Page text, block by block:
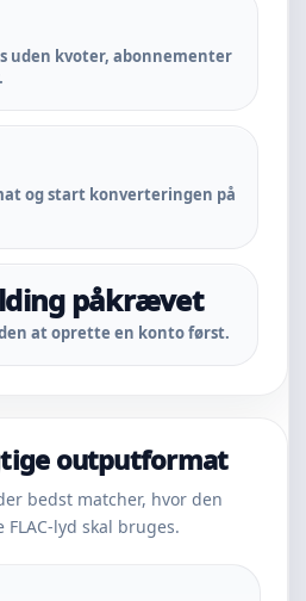
uden kvoter, abonnementer
og start konverteringen på
påkrævet
at oprette en konto først.
outputformat
bedst matcher, hvor den
FLAC-lyd skal bruges.